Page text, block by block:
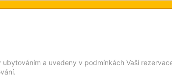
a uvedeny v podmínkách Vaší